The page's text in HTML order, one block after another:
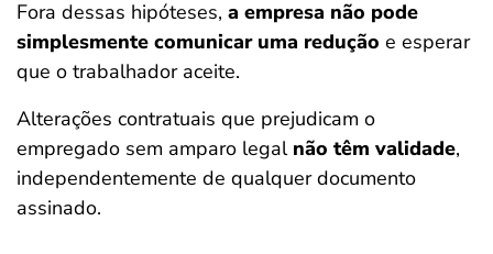
Fora dessas hipóteses, a empresa não pode
simplesmente comunicar uma redução e esperar
que o trabalhador aceite.
Alterações contratuais que prejudicam o
empregado sem amparo legalnão têm validade,
independentemente de qualquer documento
assinado.